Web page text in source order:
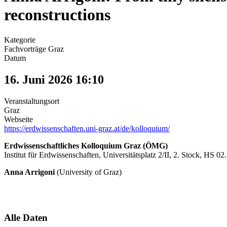
reconstructions
Kategorie
Fachvorträge Graz
Datum
16. Juni 2026 16:10
Veranstaltungsort
Graz
Webseite
https://erdwissenschaften.uni-graz.at/de/kolloquium/
Erdwissenschaftliches Kolloquium Graz (ÖMG)
Institut für Erdwissenschaften, Universitätsplatz 2/II, 2. Stock, HS
Anna Arrigoni (University of Graz)
Alle Daten